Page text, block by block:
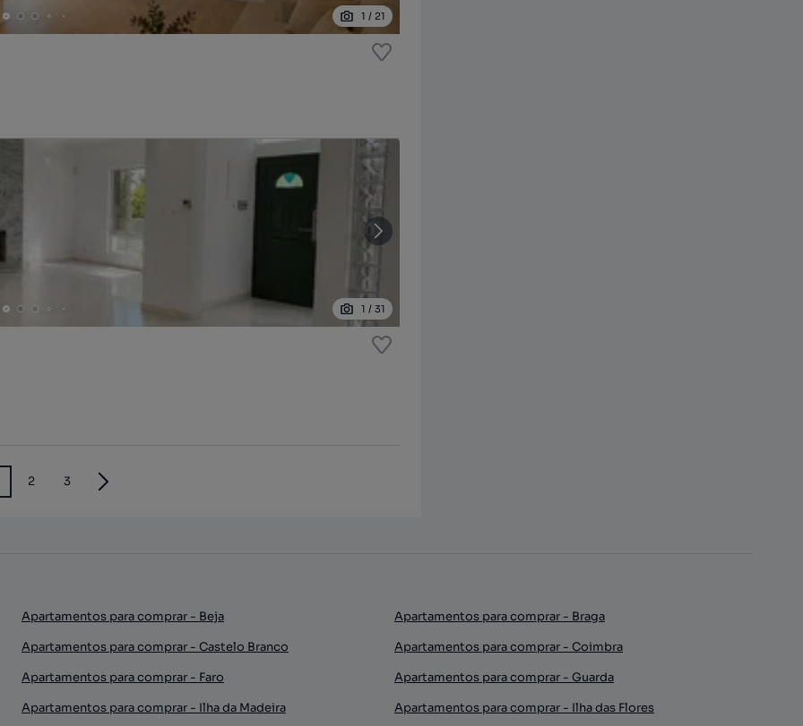
1 / 21
1 /31
2 3
Apartamentos para comprar - Beja
Apartamentos para comprar - Braga
Apartamentos para comprar - Castelo Branco
Apartamentos para comprar - Coimbra
Apartamentos para comprar - Faro
Apartamentos para comprar - Guarda
Apartamentos para comprar - Ilha da Madeira Apartamentos para comprar - Ilha das Flores